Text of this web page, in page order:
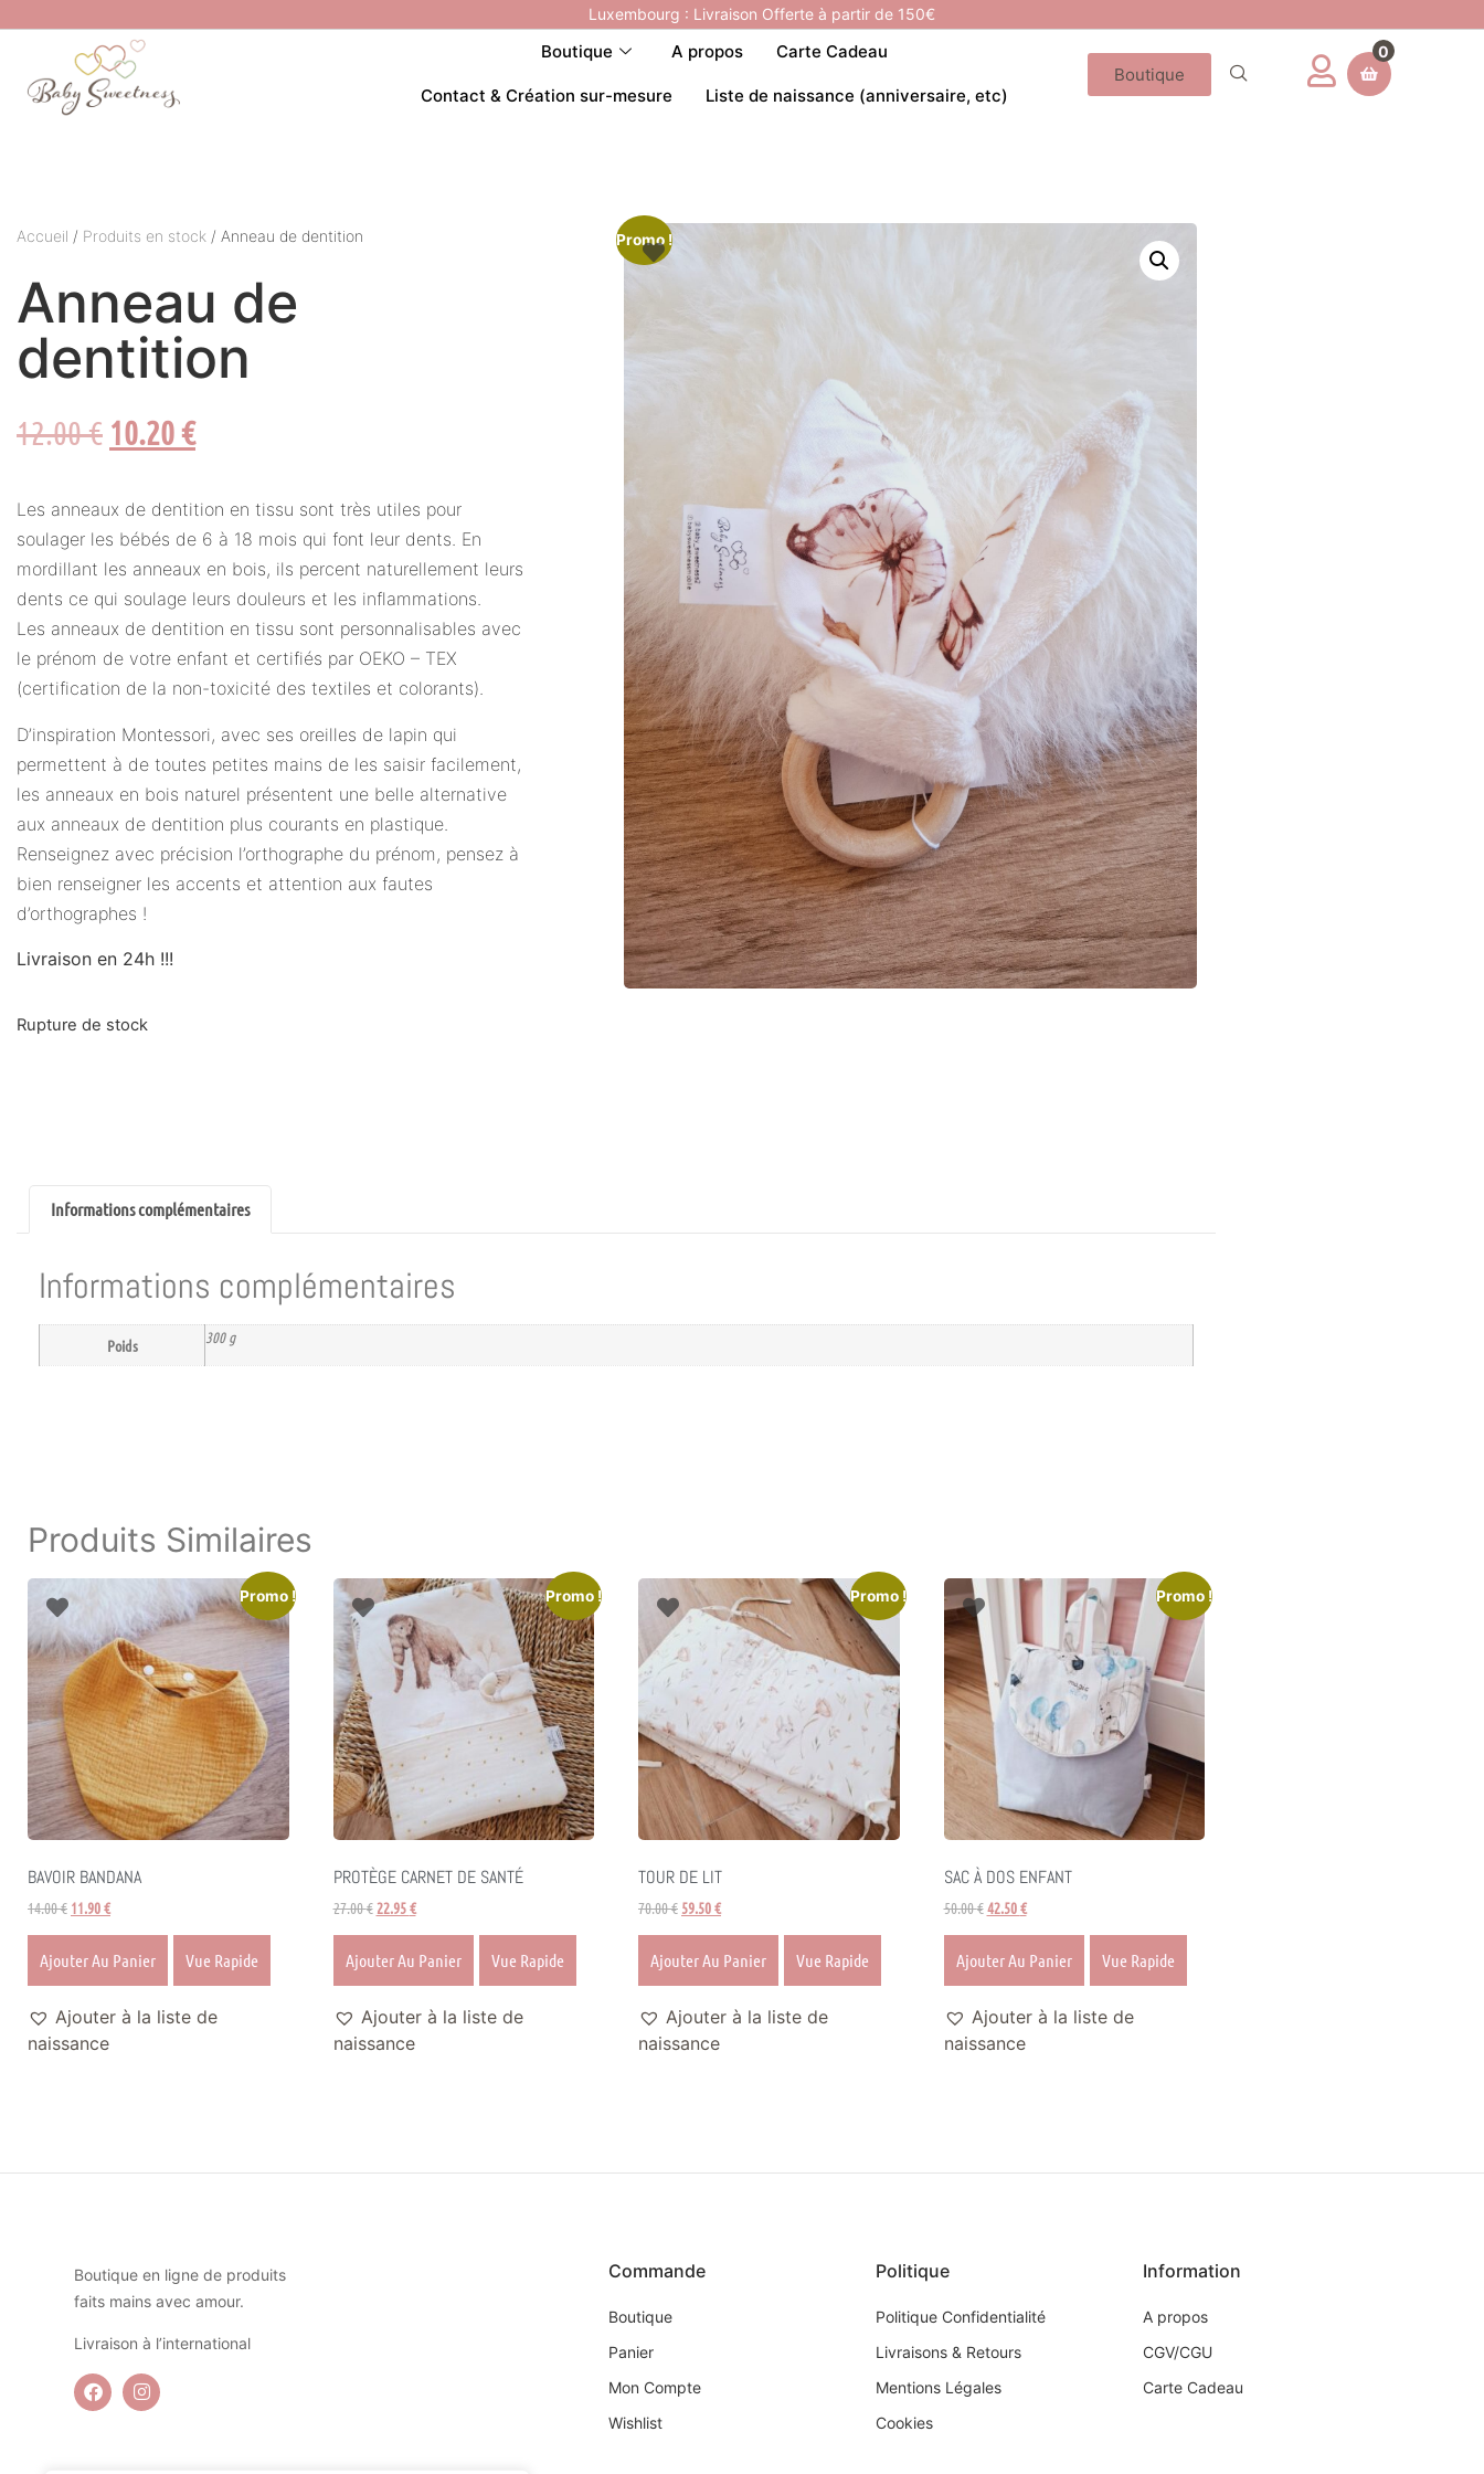
Luxembourg : Livraison Offerte à partir de 150€
Boutique A propos Carte Cadeau
Contact & Création sur-mesure Liste de naissance (anniversaire, etc)
Boutique
0
Accueil / Produits en stock / Anneau de dentition
Anneau de
dentition
12.00€ 10.20€
Les anneaux de dentition en tissu sont très utiles pour
soulager les bébés de 6 à 18 mois qui font leur dents. En
mordillant les anneaux en bois, ils percent naturellement leurs
dents ce qui soulage leurs douleurs et les inflammations.
Les anneaux de dentition en tissu sont personnalisables avec
le prénom de votre enfant et certifiés par OEKO – TEX
(certification de la non-toxicité des textiles et colorants).
D’inspiration Montessori, avec ses oreilles de lapin qui
permettent à de toutes petites mains de les saisir facilement,
les anneaux en bois naturel présentent une belle alternative
aux anneaux de dentition plus courants en plastique.
Renseignez avec précision l’orthographe du prénom, pensez à
bien renseigner les accents et attention aux fautes
d’orthographes !
Livraison en 24h !!!
Rupture de stock
Promo !
Informations complémentaires
Informations complémentaires
Poids 300 g
Produits Similaires
Promo !
BAVOIR BANDANA
14.00€ 11.90€
Ajouter Au Panier Vue Rapide
Ajouter à la liste de
naissance
Promo !
PROTÈGE CARNET DE SANTÉ
27.00€22.95€
Ajouter Au Panier Vue Rapide
Ajouter à la liste de
naissance
Promo !
TOUR DE LIT
70.00€ 59.50€
Ajouter Au Panier Vue Rapide
Ajouter à la liste de
naissance
Promo !
SAC À DOS ENFANT
50.00€42.50€
Ajouter Au Panier Vue Rapide
Ajouter à la liste de
naissance
Boutique en ligne de produits
faits mains avec amour.
Livraison à l’international
Commande
Boutique
Panier
Mon Compte
Wishlist
Politique
Politique Confidentialité
Livraisons & Retours
Mentions Légales
Cookies
Information
A propos
CGV/CGU
Carte Cadeau